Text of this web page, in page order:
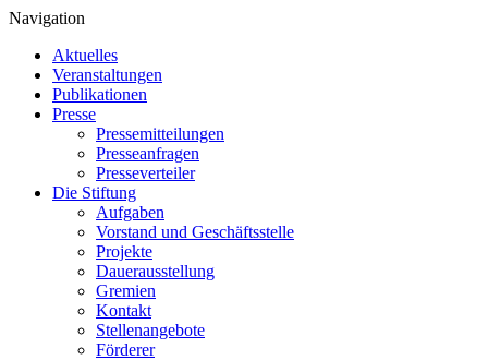
Navigation
Aktuelles
Veranstaltungen
Publikationen
Presse
Pressemitteilungen
Presseanfragen
Presseverteiler
Die Stiftung
Aufgaben
Vorstand und Geschäftsstelle
Projekte
Dauerausstellung
Gremien
Kontakt
Stellenangebote
Förderer